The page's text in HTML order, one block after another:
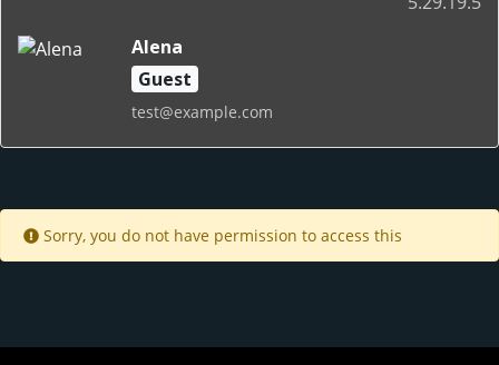
Alena
Guest
test@example.com
Sorry, you do not have permission to access this